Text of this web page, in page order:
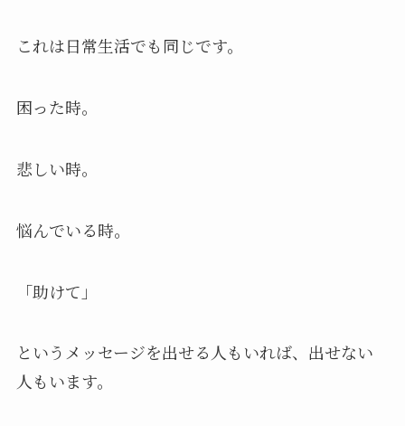
これは日常生活でも同じです。
困った時。
悲しい時。
悩んでいる時。
「助けて」
というメッセージを出せる人もいれば、出せない
人もいます。